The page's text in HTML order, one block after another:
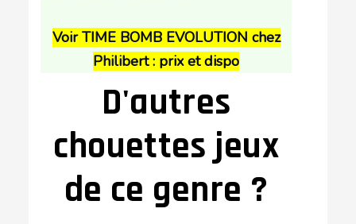
Voir TIME BOMB EVOLUTION chez
Philibert : prix et dispo
D'autres
chouettes jeux
de ce genre ?